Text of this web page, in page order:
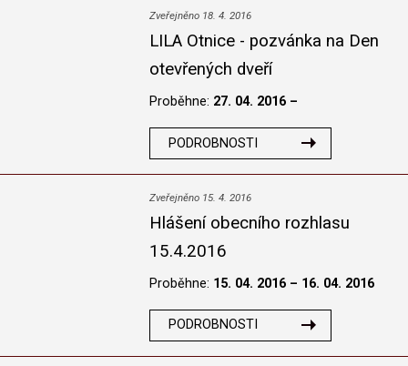
Zveřejněno 18. 4. 2016
LILA Otnice - pozvánka na Den
otevřených dveří
Proběhne: 27. 04. 2016 –
PODROBNOSTI
Zveřejněno 15. 4. 2016
Hlášení obecního rozhlasu
15.4.2016
Proběhne: 15. 04. 2016 – 16. 04. 2016
PODROBNOSTI